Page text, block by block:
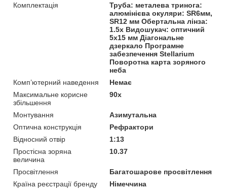
Комплектація
Труба: металева тринога:
алюмінієва окуляри: SR6мм,
SR12 мм Обертальна лінза:
1.5х Видошукач: оптичний
5х15 мм Діагональне
дзеркало Програмне
забезпечення Stellarium
Поворотна карта зоряного
неба
Комп’ютерний наведення
Немає
Максимальне корисне
збільшення
90x
Монтування
Азимутальна
Оптична конструкція
Рефрактори
Відносний отвір
1:13
Простісна зоряна
величина
10.37
Просвітлення
Багатошарове просвітлення
Країна реєстрації бренду
Німеччина